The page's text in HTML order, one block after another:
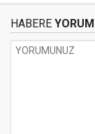
HABERE